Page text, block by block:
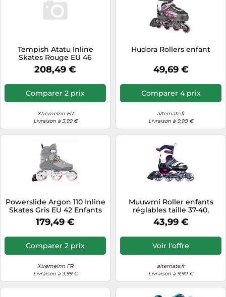
Tempish Atatu Inline
Skates Rouge EU 46
208,49 €
Comparer 2 prix
XtremeInn FR
Livraison à 3,99 €
Hudora Rollers enfant
49,69 €
Comparer 4 prix
alternate.fr
Livraison à 9,90 €
Powerslide Argon 110 Inline
Skates Gris EU 42 Enfants
179,49 €
Comparer 2 prix
XtremeInn FR
Livraison à 3,99 €
Muuwmi Roller enfants
réglables taille 37-40,
Rollers
43,99 €
Voir l'offre
alternate.fr
Livraison à 9,90 €